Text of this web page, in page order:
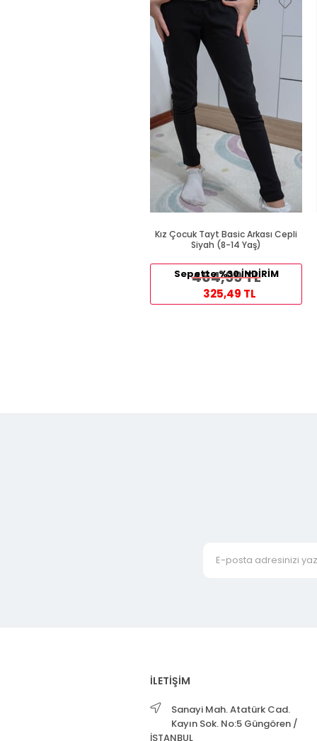
Kız Çocuk Tayt Basic Arkası Cepli
Siyah (8-14 Yaş)
464,99 TL
Sepette %30 İNDİRİM
325,49 TL
İLETİŞİM
Sanayi Mah. Atatürk Cad.
Kayın Sok. No:5 Güngören /
İSTANBUL